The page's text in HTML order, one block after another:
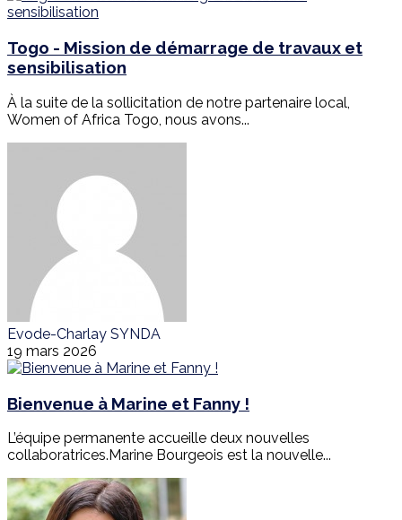
Togo - Mission de démarrage de travaux et
sensibilisation
À la suite de la sollicitation de notre partenaire local,
Women of Africa Togo, nous avons...
Evode-Charlay SYNDA
19 mars 2026
Bienvenue à Marine et Fanny !
L’équipe permanente accueille deux nouvelles
collaboratrices.Marine Bourgeois est la nouvelle...